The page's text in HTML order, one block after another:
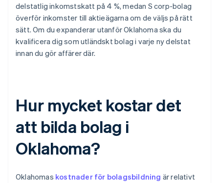
delstatlig inkomstskatt på 4 %, medan S corp-bolag
överför inkomster till aktieägarna om de väljs på rätt
sätt. Om du expanderar utanför Oklahoma ska du
kvalificera dig som utländskt bolag i varje ny delstat
innan du gör affärer där.
Hur mycket kostar det
att bilda bolag i
Oklahoma?
Oklahomas kostnader för bolagsbildning är relativt